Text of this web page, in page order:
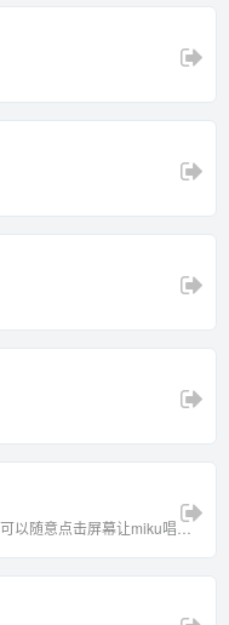
以随意点击屏幕让miku唱出